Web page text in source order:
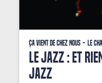
Ça vient de chez nous Le
LE JAZZ : ET
JAZZ